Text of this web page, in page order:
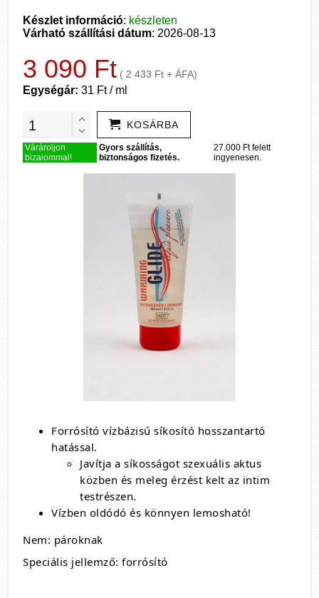
Készlet információ: készleten
Várható szállítási dátum: 2026-08-13
3 090 Ft ( 2 433 Ft + ÁFA)
Egységár: 31 Ft / ml
KOSÁRBA
Várároljon
bizalommal!
Gyors szállítás,
biztonságos fizetés.
27.000 Ft felett
ingyenesen.
Forrósító vízbázisú síkosító hosszantartó
hatással.
Javítja a síkosságot szexuális aktus
közben és meleg érzést kelt az intim
testrészen.
Vízben oldódó és könnyen lemosható!
Nem: pároknak
Speciális jellemző: forrósító